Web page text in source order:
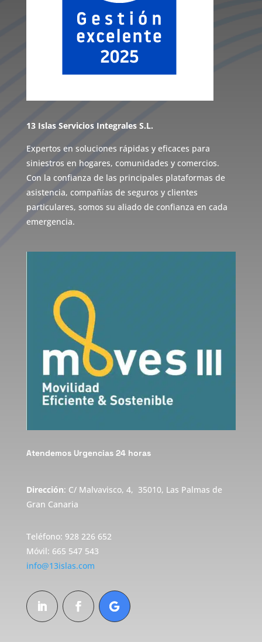
13 Islas Servicios Integrales S.L.
Expertos en soluciones rápidas y eficaces para
siniestros en hogares, comunidades y comercios.
Con la confianza de las principales plataformas de
asistencia, compañías de seguros y clientes
particulares, somos su aliado de confianza en cada
emergencia.
Atendemos Urgencias 24 horas
Dirección: C/ Malvavisco, 4, 35010, Las Palmas de
Gran Canaria
Teléfono: 928 226 652
Móvil: 665 547 543
info@13islas.com